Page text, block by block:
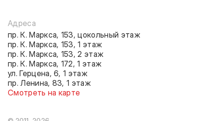
Адреса
пр. К. Маркса, 153, цокольный этаж
пр. К. Маркса, 153, 1 этаж
пр. К. Маркса, 153, 2 этаж
пр. К. Маркса, 172, 1 этаж
ул. Герцена, 6, 1 этаж
пр. Ленина, 83, 1 этаж
Смотреть на карте